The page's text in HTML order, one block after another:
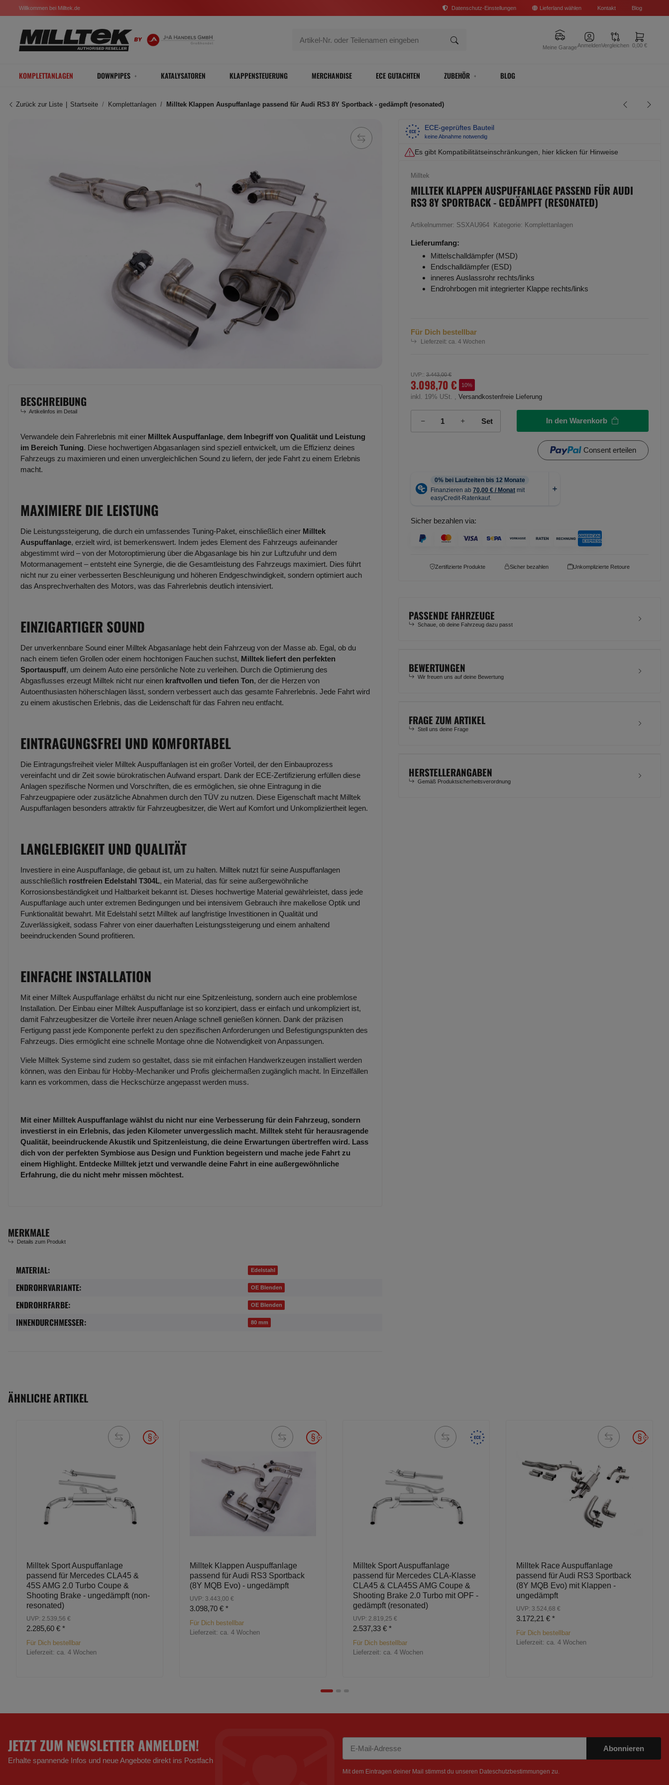
Willkommen bei Milltek.de Datenschutz-Einstellungen Lieferland wählen Kontakt Blog
Meine GarageAnmeldenVergleichen 0,00 €
KOMPLETTANLAGEN DOWNPIPES KATALYSATOREN KLAPPENSTEUERUNG MERCHANDISE ECE GUTACHTEN ZUBEHÖR BLOG
Zurück zur Liste Startseite Komplettanlagen Milltek Klappen Auspuffanlage passend für Audi RS3 8Y Sportback - gedämpft (resonated)
ECE-geprüftes Bauteil
keine Abnahme notwendig
Es gibt Kompatibilitätseinschränkungen, hier klicken für Hinweise
Milltek
MILLTEK KLAPPEN AUSPUFFANLAGE PASSEND FÜR AUDI
RS3 8Y SPORTBACK - GEDÄMPFT (RESONATED)
Artikelnummer: SSXAU964 Kategorie: Komplettanlagen
Lieferumfang:
Mittelschalldämpfer (MSD)
Endschalldämpfer (ESD)
inneres Auslassrohr rechts/links
Endrohrbogen mit integrierter Klappe rechts/links
Für Dich bestellbar
Lieferzeit: ca. 4 Wochen
UVP:: 3.443,00 €
3.098,70 € 10%
inkl. 19% USt. , Versandkostenfreie Lieferung
Set In den Warenkorb
Consent erteilen
Sicher bezahlen via:
Zertifizierte Produkte Sicher bezahlen Unkomplizierte Retoure
PASSENDE FAHRZEUGE
Schaue, ob deine Fahrzeug dazu passt
BEWERTUNGEN
Wir freuen uns auf deine Bewertung
FRAGE ZUM ARTIKEL
Stell uns deine Frage
HERSTELLERANGABEN
Gemäß Produktsicherheitsverordnung
BESCHREIBUNG
Artikelinfos im Detail
Verwandele dein Fahrerlebnis mit einer Milltek Auspuffanlage, dem Inbegriff von Qualität und Leistung
im Bereich Tuning. Diese hochwertigen Abgasanlagen sind speziell entwickelt, um die Effizienz deines
Fahrzeugs zu maximieren und einen unvergleichlichen Sound zu liefern, der jede Fahrt zu einem Erlebnis
macht.
MAXIMIERE DIE LEISTUNG
Die Leistungssteigerung, die durch ein umfassendes Tuning-Paket, einschließlich einer Milltek
Auspuffanlage, erzielt wird, ist bemerkenswert. Indem jedes Element des Fahrzeugs aufeinander
abgestimmt wird – von der Motoroptimierung über die Abgasanlage bis hin zur Luftzufuhr und dem
Motormanagement – entsteht eine Synergie, die die Gesamtleistung des Fahrzeugs maximiert. Dies führt
nicht nur zu einer verbesserten Beschleunigung und höheren Endgeschwindigkeit, sondern optimiert auch
das Ansprechverhalten des Motors, was das Fahrerlebnis deutlich intensiviert.
EINZIGARTIGER SOUND
Der unverkennbare Sound einer Milltek Abgasanlage hebt dein Fahrzeug von der Masse ab. Egal, ob du
nach einem tiefen Grollen oder einem hochtonigen Fauchen suchst, Milltek liefert den perfekten
Sportauspuff, um deinem Auto eine persönliche Note zu verleihen. Durch die Optimierung des
Abgasflusses erzeugt Milltek nicht nur einen kraftvollen und tiefen Ton, der die Herzen von
Autoenthusiasten höherschlagen lässt, sondern verbessert auch das gesamte Fahrerlebnis. Jede Fahrt wird
zu einem akustischen Erlebnis, das die Leidenschaft für das Fahren neu entfacht.
EINTRAGUNGSFREI UND KOMFORTABEL
Die Eintragungsfreiheit vieler Milltek Auspuffanlagen ist ein großer Vorteil, der den Einbauprozess
vereinfacht und dir Zeit sowie bürokratischen Aufwand erspart. Dank der ECE-Zertifizierung erfüllen diese
Anlagen spezifische Normen und Vorschriften, die es ermöglichen, sie ohne Eintragung in die
Fahrzeugpapiere oder zusätzliche Abnahmen durch den TÜV zu nutzen. Diese Eigenschaft macht Milltek
Auspuffanlagen besonders attraktiv für Fahrzeugbesitzer, die Wert auf Komfort und Unkompliziertheit legen.
LANGLEBIGKEIT UND QUALITÄT
Investiere in eine Auspuffanlage, die gebaut ist, um zu halten. Milltek nutzt für seine Auspuffanlagen
ausschließlich rostfreien Edelstahl T304L, ein Material, das für seine außergewöhnliche
Korrosionsbeständigkeit und Haltbarkeit bekannt ist. Dieses hochwertige Material gewährleistet, dass jede
Auspuffanlage auch unter extremen Bedingungen und bei intensivem Gebrauch ihre makellose Optik und
Funktionalität bewahrt. Mit Edelstahl setzt Milltek auf langfristige Investitionen in Qualität und
Zuverlässigkeit, sodass Fahrer von einer dauerhaften Leistungssteigerung und einem anhaltend
beeindruckenden Sound profitieren.
EINFACHE INSTALLATION
Mit einer Milltek Auspuffanlage erhältst du nicht nur eine Spitzenleistung, sondern auch eine problemlose
Installation. Der Einbau einer Milltek Auspuffanlage ist so konzipiert, dass er einfach und unkompliziert ist,
damit Fahrzeugbesitzer die Vorteile ihrer neuen Anlage schnell genießen können. Dank der präzisen
Fertigung passt jede Komponente perfekt zu den spezifischen Anforderungen und Befestigungspunkten des
Fahrzeugs. Dies ermöglicht eine schnelle Montage ohne die Notwendigkeit von Anpassungen.
Viele Milltek Systeme sind zudem so gestaltet, dass sie mit einfachen Handwerkzeugen installiert werden
können, was den Einbau für Hobby-Mechaniker und Profis gleichermaßen zugänglich macht. In Einzelfällen
kann es vorkommen, dass die Heckschürze angepasst werden muss.
Mit einer Milltek Auspuffanlage wählst du nicht nur eine Verbesserung für dein Fahrzeug, sondern
investierst in ein Erlebnis, das jeden Kilometer unvergesslich macht. Milltek steht für herausragende
Qualität, beeindruckende Akustik und Spitzenleistung, die deine Erwartungen übertreffen wird. Lass
dich von der perfekten Symbiose aus Design und Funktion begeistern und mache jede Fahrt zu
einem Highlight. Entdecke Milltek jetzt und verwandle deine Fahrt in eine außergewöhnliche
Erfahrung, die du nicht mehr missen möchtest.
MERKMALE
Details zum Produkt
Produkteigenschaft
Wert
MATERIAL: Edelstahl
ENDROHRVARIANTE: OE Blenden
ENDROHRFARBE: OE Blenden
INNENDURCHMESSER: 80 mm
ÄHNLICHE ARTIKEL
Milltek Sport Auspuffanlage
passend für Mercedes CLA45 &
45S AMG 2.0 Turbo Coupe &
Shooting Brake - ungedämpft (non-
resonated)
UVP: 2.539,56 €
2.285,60 € *
Für Dich bestellbar
Lieferzeit: ca. 4 Wochen
Milltek Klappen Auspuffanlage
passend für Audi RS3 Sportback
(8Y MQB Evo) - ungedämpft
UVP: 3.443,00 €
3.098,70 € *
Für Dich bestellbar
Lieferzeit: ca. 4 Wochen
Milltek Sport Auspuffanlage
passend für Mercedes CLA-Klasse
CLA45 & CLA45S AMG Coupe &
Shooting Brake 2.0 Turbo mit OPF -
gedämpft (resonated)
UVP: 2.819,25 €
2.537,33 € *
Für Dich bestellbar
Lieferzeit: ca. 4 Wochen
Milltek Race Auspuffanlage
passend für Audi RS3 Sportback
(8Y MQB Evo) mit Klappen -
ungedämpft
UVP: 3.524,68 €
3.172,21 € *
Für Dich bestellbar
Lieferzeit: ca. 4 Wochen
JETZT ZUM NEWSLETTER ANMELDEN!
Erhalte spannende Infos und neue Angebote direkt ins Postfach
Abonnieren
Mit dem Eintragen deiner Mail stimmst du unseren Dateschutzbestimmungen zu.